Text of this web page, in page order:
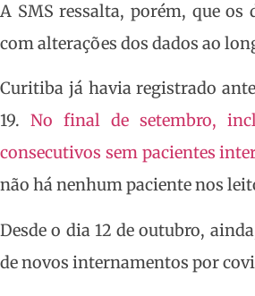
A SMS ressalta, porém, que
com alterações dos dados ao
Curitiba já havia registrado
19. No final de setembro,
consecutivos sem pacientes
não há nenhum paciente nos
Desde o dia 12 de outubro,
de novos internamentos por